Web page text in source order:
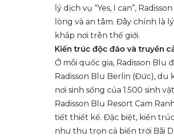
lý dịch vụ “Yes, I can”,
lòng và an tâm. Đây chính là
khắp nơi trên thế giới.
Kiến trúc độc đáo và truyền
Ở mỗi quốc gia, Radisson
Radisson Blu Berlin (Đức),
nơi sinh sống của 1.500 sinh
Radisson Blu Resort Cam
tiết thiết kế. Đặc biệt, kiến
như thu trọn cả biển trời Bãi